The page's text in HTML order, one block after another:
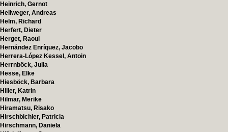
Heinrich, Gernot
Hellweger, Andreas
Helm, Richard
Herfert, Dieter
Herget, Raoul
Hernández Enríquez, Jacobo
Herrera-López Kessel, Antoin
Herrnböck, Julia
Hesse, Elke
Hiesböck, Barbara
Hiller, Katrin
Hilmar, Merike
Hiramatsu, Risako
Hirschbichler, Patricia
Hirschmann, Daniela